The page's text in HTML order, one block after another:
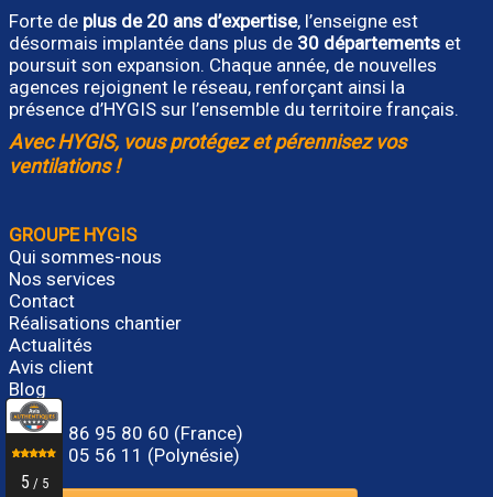
Forte de plus de 20 ans d’expertise, l’enseigne est
désormais implantée dans plus de 30 départements et
poursuit son expansion. Chaque année, de nouvelles
agences rejoignent le réseau, renforçant ainsi la
présence d’HYGIS sur l’ensemble du territoire français.
Avec HYGIS, vous protégez et pérennisez vos
ventilations !
GROUPE HYGIS
Qui sommes-nous
Nos services
Contact
Réalisations chantier
Actualités
Avis client
Blog
Tél.01 86 95 80 60 (France)
Tel. 87 05 56 11 (Polynésie)